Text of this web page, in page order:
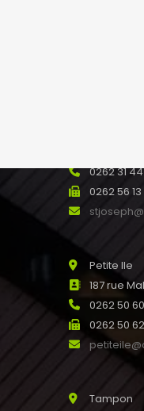
0262 31
0262 56 13
Petite Ile
187 rue
0262 50 60
0262 50
Tampon